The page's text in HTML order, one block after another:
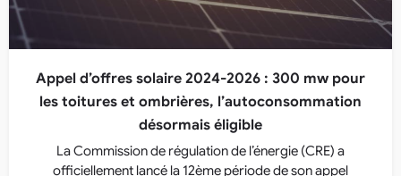
Appel d’offres solaire 2024-2026 : 300 mw pour
les toitures et ombrières, l’autoconsommation
désormais éligible
La Commission de régulation de l’énergie (CRE) a
officiellement lancé la 12ème période de son appel